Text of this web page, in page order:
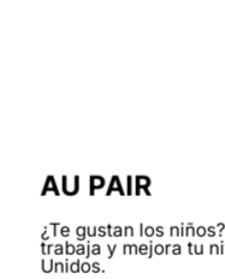
AU PAIR
¿Te gustan los
trabaja y mejora tu
Unidos.